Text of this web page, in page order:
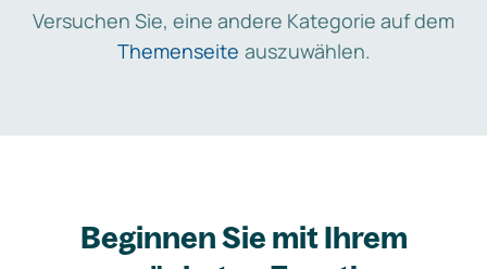
Versuchen Sie, eine andere Kategorie auf dem
Themenseite auszuwählen.
Beginnen Sie mit Ihrem